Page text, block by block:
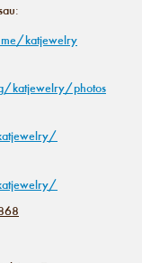
katjewelry
katjewelry/photos